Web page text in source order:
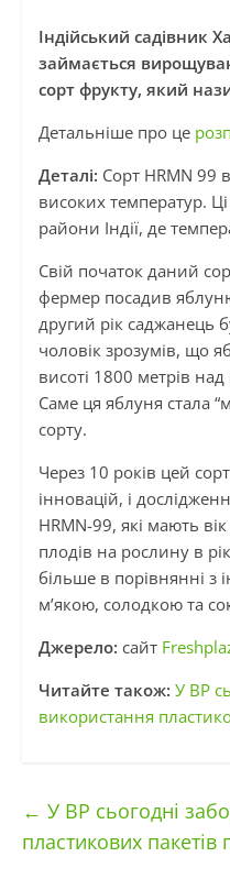
Індійський садівник
займається
сорт фрукту, який
Детальніше про це
Деталі: Сорт HRMN 99
високих температур.
райони Індії, де
Свій початок даний
фермер посадив
другий рік саджанець
чоловік зрозумів, що
висоті 1800 метрів
Саме ця яблуня стала
сорту.
Через 10 років цей
інновацій, і
HRMN-99, які мають
плодів на рослину в
більше в порівнянні
м’якою, солодкою та
Джерело: сайт
Читайте також: У ВР
використання
← У ВР сьогодні
пластикових пакетів